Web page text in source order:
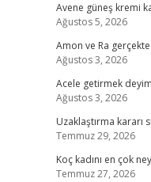
Avene güneş kremi
Ağustos 5, 2026
Amon ve Ra
Ağustos 3, 2026
Acele getirmek
Ağustos 3, 2026
Uzaklaştırma kararı
Temmuz 29, 2026
Koç kadını en çok
Temmuz 27, 2026